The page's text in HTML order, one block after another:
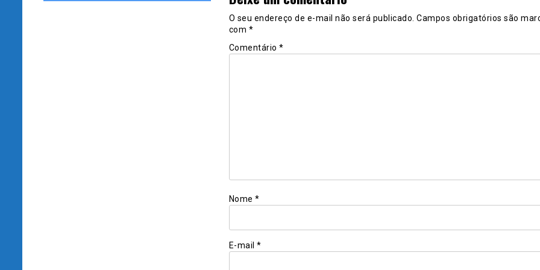
O seu endereço de e-mail não será publicado. Campos obrigatórios são
com *
Comentário *
Nome *
E-mail *